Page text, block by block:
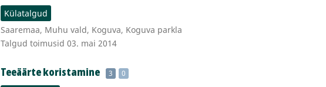
Külatalgud
Saaremaa, Muhu vald, Koguva, Koguva parkla
Talgud toimusid 03. mai 2014
Teeäärte koristamine 3 0